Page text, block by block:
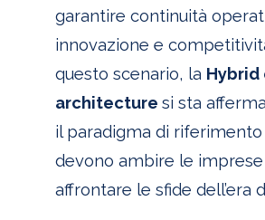
garantire continuità
innovazione e
questo scenario, la Hybrid
architecture si sta
il paradigma di riferimento
devono ambire le
affrontare le sfide dell’era